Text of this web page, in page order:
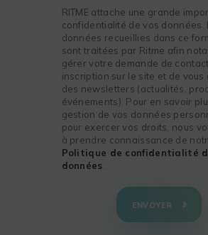
RITME attache une grande
confidentialité de vos données.
données recueillies dans ce
sont traitées par Ritme afin
gérer votre demande de
inscription sur le site et de vous
des newsletters (actualités,
événements). Pour en savoir
gestion de vos données
pour exercer vos droits, nous
à prendre connaissance de
Politique de confidentialité
données
ENVOYER